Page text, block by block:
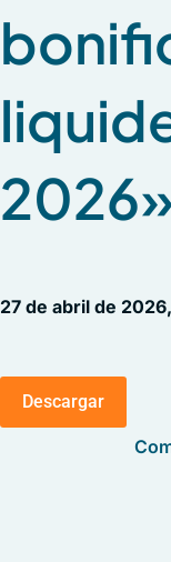
27 de abril de
Descargar